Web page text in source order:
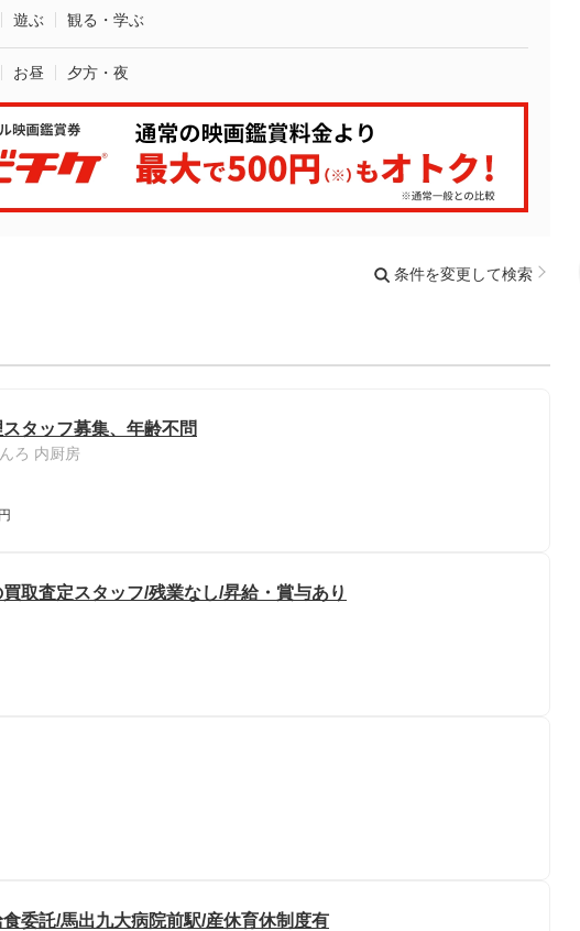
遊ぶ 観る・学ぶ
お昼 夕方・夜
条件を変更して検索
タッフ募集、年齢不問
ろ 内厨房
取査定スタッフ/残業なし/昇給・賞与あり
食委託/馬出九大病院前駅/産休育休制度有